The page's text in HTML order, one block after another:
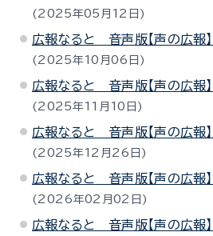
2025年05月12日
広報なると 音声版【声の広
2025年10月06日
広報なると 音声版【声の広
2025年11月10日
広報なると 音声版【声の広
2025年12月26日
広報なると 音声版【声の広
2026年02月02日
広報なると 音声版【声の広